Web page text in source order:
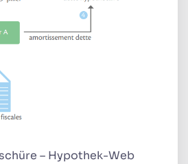
– Hypothek-Web